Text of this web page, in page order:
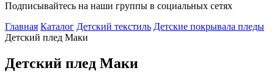
Подписывайтесь на наши группы в социальных сетях
Главная Каталог Детский текстиль Детские покрывала пледы
Детский плед Маки
Детский плед Маки